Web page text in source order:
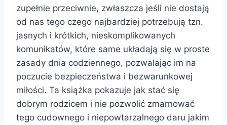
zupełnie przeciwnie, zwłaszcza jeśli nie dostają
od nas tego czego najbardziej potrzebują tzn.
jasnych i krótkich, nieskomplikowanych
komunikatów, które same układają się w proste
zasady dnia codziennego, pozwalając im na
poczucie bezpieczeństwa i bezwarunkowej
miłości. Ta książka pokazuje jak stać się
dobrym rodzicem i nie pozwolić zmarnować
tego cudownego i niepowtarzalnego daru jakim